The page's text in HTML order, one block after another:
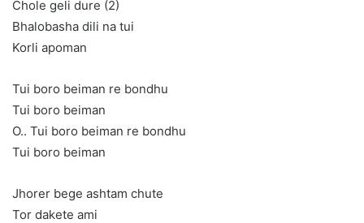
Chole geli dure (2)
Bhalobasha dili na tui
Korli apoman
Tui boro beiman re bondhu
Tui boro beiman
O.. Tui boro beiman re bondhu
Tui boro beiman
Jhorer bege ashtam chute
Tor dakete ami